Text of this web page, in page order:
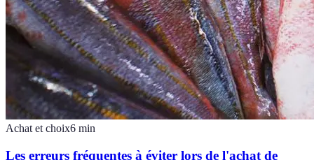
Achat et choix6 min
Les erreurs fréquentes à éviter lors de l'achat de